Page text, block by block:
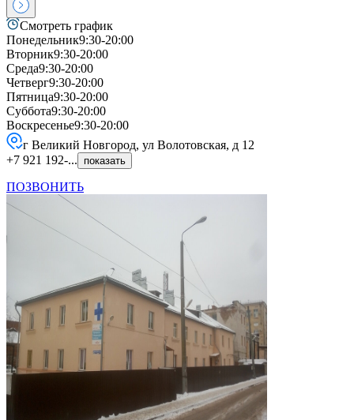
Смотреть график
Понедельник9:30-20:00
Вторник9:30-20:00
Среда9:30-20:00
Четверг9:30-20:00
Пятница9:30-20:00
Суббота9:30-20:00
Воскресенье9:30-20:00
г Великий Новгород, ул Волотовская, д 12
+7 921 192-...
показать
ПОЗВОНИТЬ